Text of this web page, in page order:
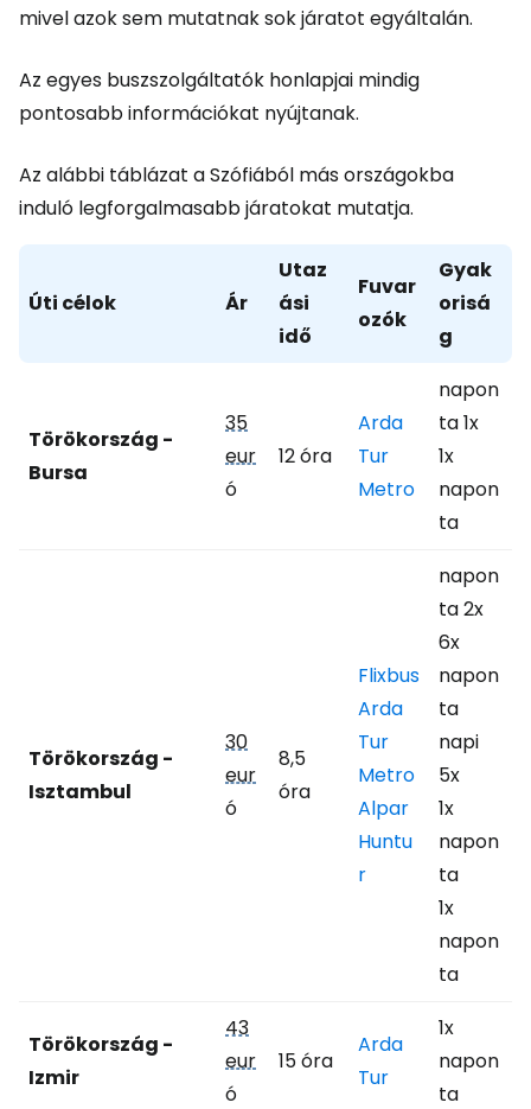
mivel azok sem mutatnak sok járatot egyáltalán.
Az egyes buszszolgáltatók honlapjai mindig
pontosabb információkat nyújtanak.
Az alábbi táblázat a Szófiából más országokba
induló legforgalmasabb járatokat mutatja.
Úti célok Ár
Utaz
ási
idő
Fuvar
ozók
Gyak
orisá
g
Törökország -
Bursa
35
eur
ó
12 óra
Arda
Tur
Metro
napon
ta 1x
1x
napon
ta
Törökország -
Isztambul
30
eur
ó
8,5
óra
Flixbus
Arda
Tur
Metro
Alpar
Huntu
r
napon
ta 2x
6x
napon
ta
napi
5x
1x
napon
ta
1x
napon
ta
Törökország -
Izmir
43
eur
ó
15 óra
Arda
Tur
1x
napon
ta